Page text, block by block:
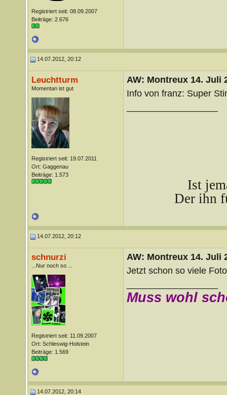
Registriert seit: 08.09.2007
Beiträge: 2.676
14.07.2012, 20:12
Leuchtturm
Momentan ist gut
Registriert seit: 19.07.2011
Ort: Gaggenau
Beiträge: 1.573
AW: Montreux 14. Juli
Info von franz: Super
Ist
Der ihn
14.07.2012, 20:12
schnurzi
...Nur noch so ...
Registriert seit: 11.09.2007
Ort: Schleswig-Holstein
Beiträge: 1.569
AW: Montreux 14. Juli
Jetzt schon so viele
Muss wohl
14.07.2012, 20:14